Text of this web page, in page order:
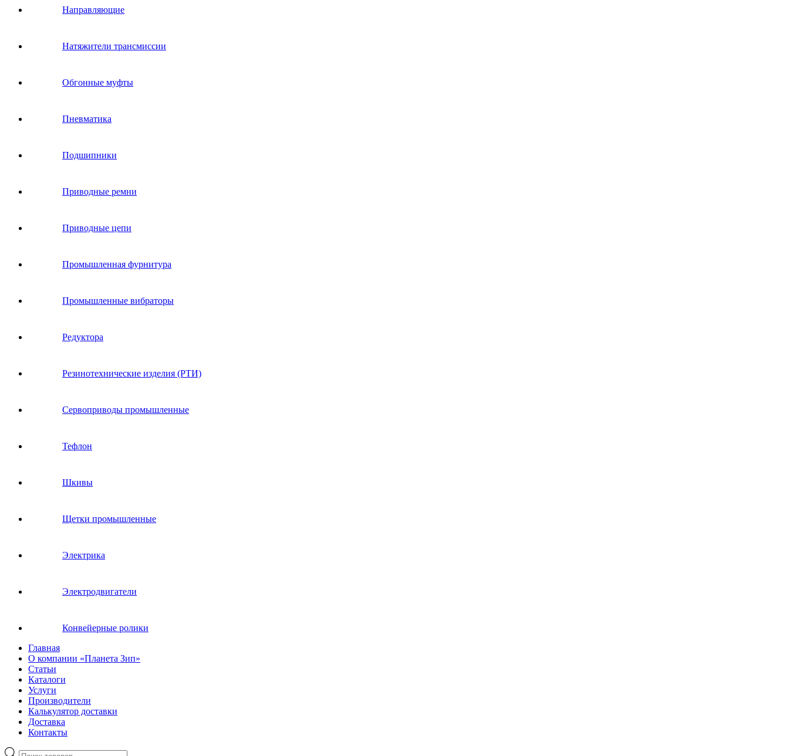
Направляющие
Натяжители трансмиссии
Обгонные муфты
Пневматика
Подшипники
Приводные ремни
Приводные цепи
Промышленная фурнитура
Промышленные вибраторы
Редуктора
Резинотехнические изделия (РТИ)
Сервоприводы промышленные
Тефлон
Шкивы
Щетки промышленные
Электрика
Электродвигатели
Конвейерные ролики
Главная
О компании «Планета Зип»
Статьи
Каталоги
Услуги
Производители
Калькулятор доставки
Доставка
Контакты
Поиск